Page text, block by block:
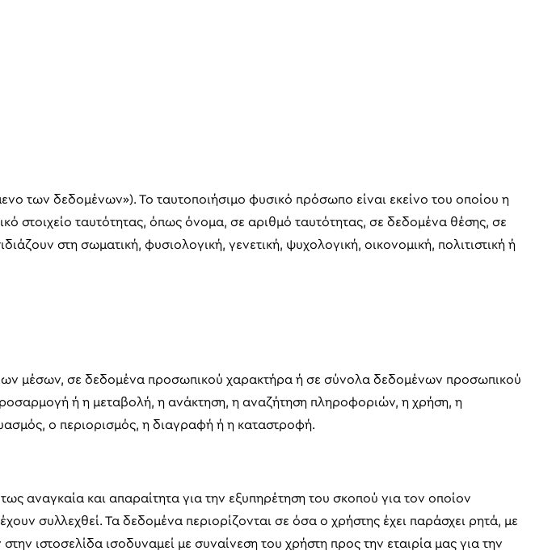
των δεδομένων»). Το ταυτοποιήσιμο φυσικό πρόσωπο είναι εκείνο του οποίου η
στοιχείο ταυτότητας, όπως όνομα, σε αριθμό ταυτότητας, σε δεδομένα θέσης, σε
στη σωματική, φυσιολογική, γενετική, ψυχολογική, οικονομική, πολιτιστική ή
μέσων, σε δεδομένα προσωπικού χαρακτήρα ή σε σύνολα δεδομένων προσωπικού
ή η μεταβολή, η ανάκτηση, η αναζήτηση πληροφοριών, η χρήση, η
ο περιορισμός, η διαγραφή ή η καταστροφή.
αναγκαία και απαραίτητα για την εξυπηρέτηση του σκοπού για τον οποίον
συλλεχθεί. Τα δεδομένα περιορίζονται σε όσα ο χρήστης έχει παράσχει ρητά, με
ιστοσελίδα ισοδυναμεί με συναίνεση του χρήστη προς την εταιρία μας για την